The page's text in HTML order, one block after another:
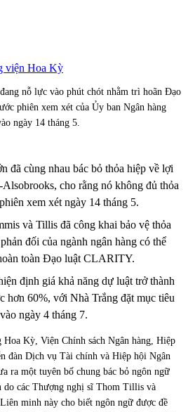
viện Hoa Kỳ
nỗ lực vào phút chót nhằm trì hoãn Đạo
phiên xem xét của Ủy ban Ngân hàng
ngày 14 tháng 5.
đã cùng nhau bác bỏ thỏa hiệp về lợi
cho rằng nó không đủ thỏa
xem xét ngày 14 tháng 5.
và Tillis đã công khai bảo vệ thỏa
đối của ngành ngân hàng có thể
toàn Đạo luật CLARITY.
định giá khả năng dự luật trở thành
hơn 60%, với Nhà Trắng đặt mục tiêu
ngày 4 tháng 7.
Kỳ, Viện Chính sách Ngân hàng, Hiệp
đàn Dịch vụ Tài chính và Hiệp hội Ngân
ra một tuyên bố chung bác bỏ ngôn ngữ
do các Thượng nghị sĩ Thom Tillis và
minh này cho biết ngôn ngữ được đề